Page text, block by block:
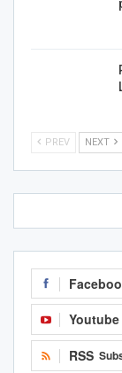
PREV NEXT
Youtube
RSS